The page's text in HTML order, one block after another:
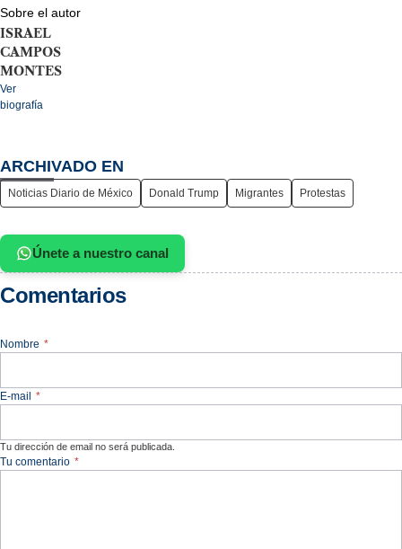
Sobre el autor
ISRAEL
CAMPOS
MONTES
Ver
biografía
ARCHIVADO EN
Noticias Diario de México Donald Trump Migrantes Protestas
Únete a nuestro canal
Comentarios
Nombre *
E-mail *
Tu dirección de email no será publicada.
Tu comentario *